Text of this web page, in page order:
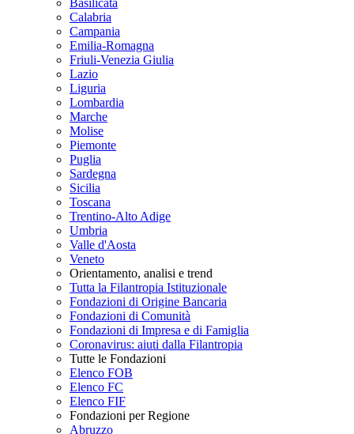
Basilicata
Calabria
Campania
Emilia-Romagna
Friuli-Venezia Giulia
Lazio
Liguria
Lombardia
Marche
Molise
Piemonte
Puglia
Sardegna
Sicilia
Toscana
Trentino-Alto Adige
Umbria
Valle d'Aosta
Veneto
Orientamento, analisi e trend
Tutta la Filantropia Istituzionale
Fondazioni di Origine Bancaria
Fondazioni di Comunità
Fondazioni di Impresa e di Famiglia
Coronavirus: aiuti dalla Filantropia
Tutte le Fondazioni
Elenco FOB
Elenco FC
Elenco FIF
Fondazioni per Regione
Abruzzo